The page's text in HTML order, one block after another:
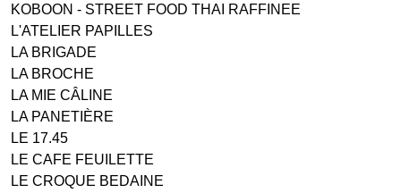
KOBOON - STREET FOOD THAI RAFFINEE
L'ATELIER PAPILLES
LA BRIGADE
LA BROCHE
LA MIE CÂLINE
LA PANETIÈRE
LE 17.45
LE CAFE FEUILETTE
LE CROQUE BEDAINE